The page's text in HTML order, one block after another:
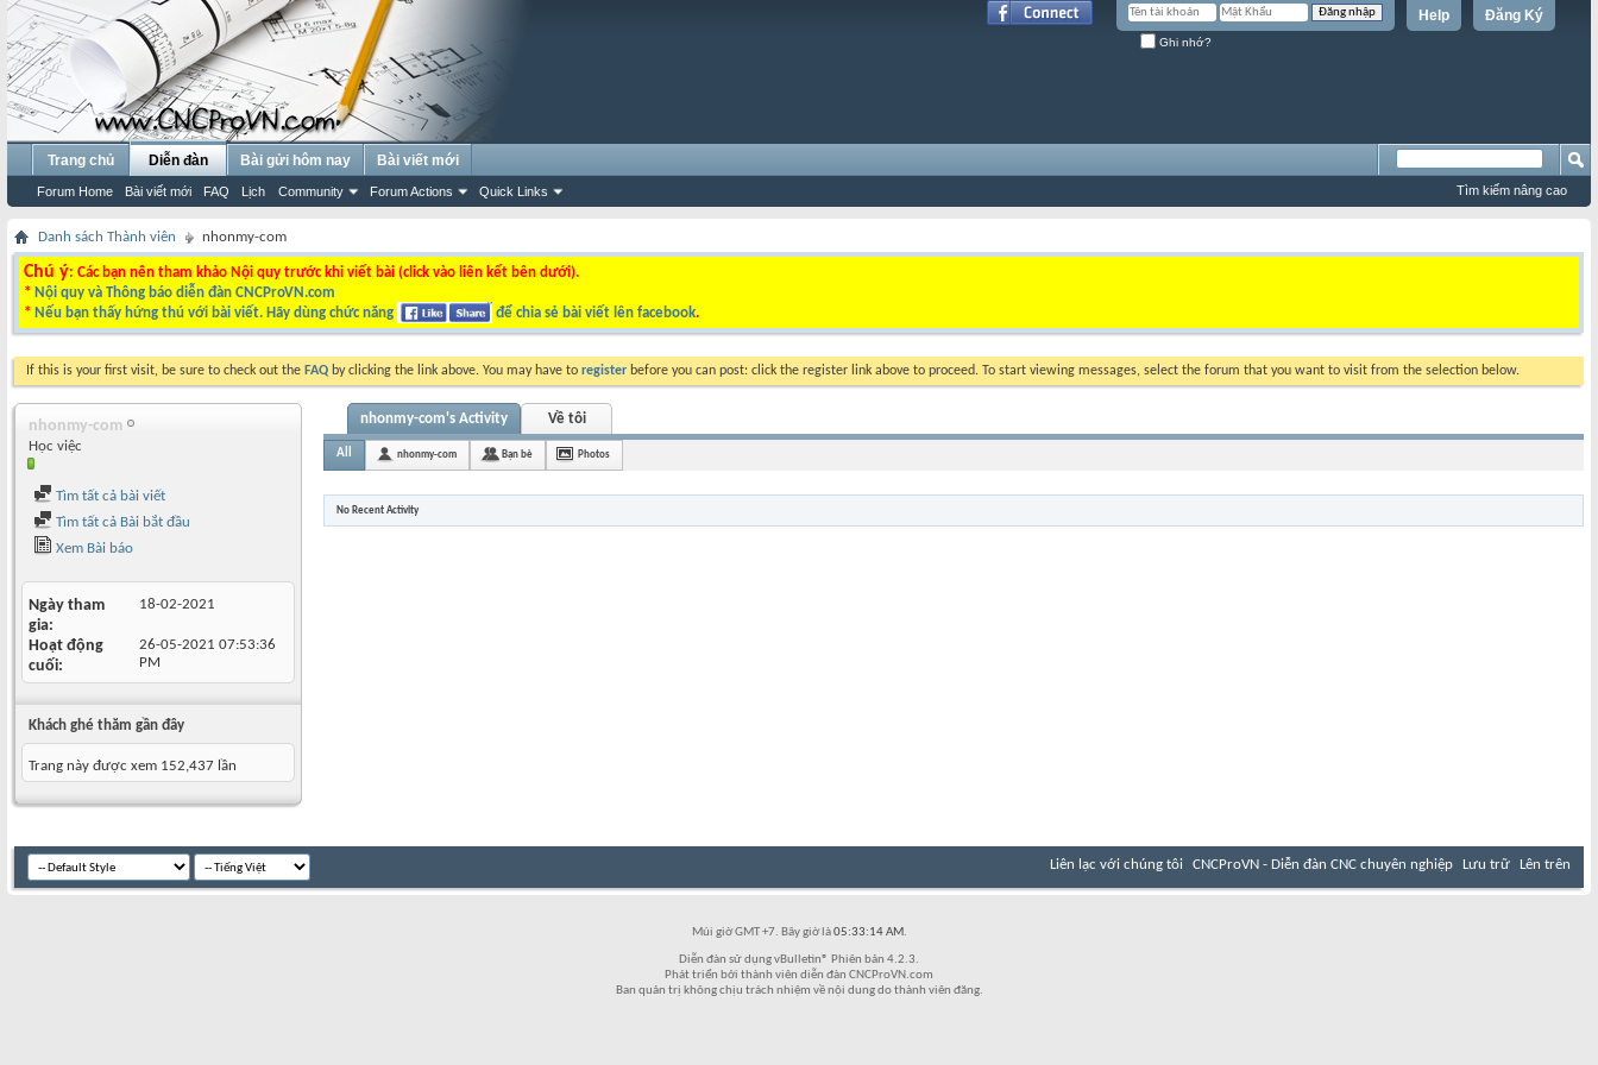
Đăng Ký
Help
Ghi nhớ?
Trang chủ Diễn đàn
Forum Home Bài viết mới FAQ Lịch Community Forum Actions Quick Links
Bài gửi hôm nay Bài viết mới
Tìm kiếm nâng cao
Danh sách Thành viên nhonmy-com
Chú ý: Các bạn nên tham khảo Nội quy trước khi viết bài (click vào liên kết bên dưới).
* Nội quy và Thông báo diễn đàn CNCProVN.com
* Nếu bạn thấy hứng thú với bài viết. Hãy dùng chức năng để chia sẻ bài viết lên facebook.
If this is your first visit, be sure to check out the FAQ by clicking the link above. You may have to register before you can post: click the register link above to proceed. To start viewing messages, select the forum that you want to visit from the selection below.
nhonmy-com
Học việc
Tìm tất cả bài viết
Tìm tất cả Bài bắt đầu
Xem Bài báo
Ngày tham
gia
18-02-2021
Hoạt động
cuối
26-05-2021 07:53:36
PM
Khách ghé thăm gần đây
Trang này được xem 152,437 lần
nhonmy-com's Activity Về tôi
All nhonmy-com Bạn bè Photos
No Recent Activity
Liên lạc với chúng tôi CNCProVN - Diễn đàn CNC chuyên nghiệp Lưu trữ Lên trên
Múi giờ GMT +7. Bây giờ là05:33:14 AM.
Diễn đàn sử dụng vBulletin® Phiên bản 4.2.3.
Phát triển bởi thành viên diễn đàn CNCProVN.com
Ban quản trị không chịu trách nhiệm về nội dung do thành viên đăng.